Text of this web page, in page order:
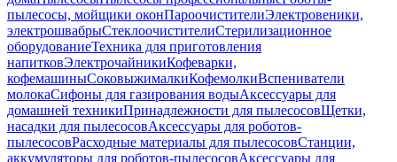
пылесосы, мойщики оконПароочистителиЭлектровеники,
электрошвабрыСтеклоочистителиСтерилизационное
оборудованиеТехника для приготовления
напитковЭлектрочайникиКофеварки,
кофемашиныСоковыжималкиКофемолкиВспениватели
молокаСифоны для газирования водыАксессуары для
домашней техникиПринадлежности для пылесосовЩетки,
насадки для пылесосовАксессуары для роботов-
пылесосовРасходные материалы для пылесосовСтанции,
аккумуляторы для роботов-пылесосовАксессуары для